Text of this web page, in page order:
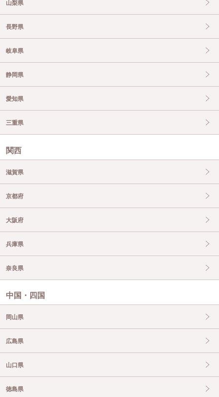
山梨県
長野県
岐阜県
静岡県
愛知県
三重県
関西
滋賀県
京都府
大阪府
兵庫県
奈良県
中国・四国
岡山県
広島県
山口県
徳島県